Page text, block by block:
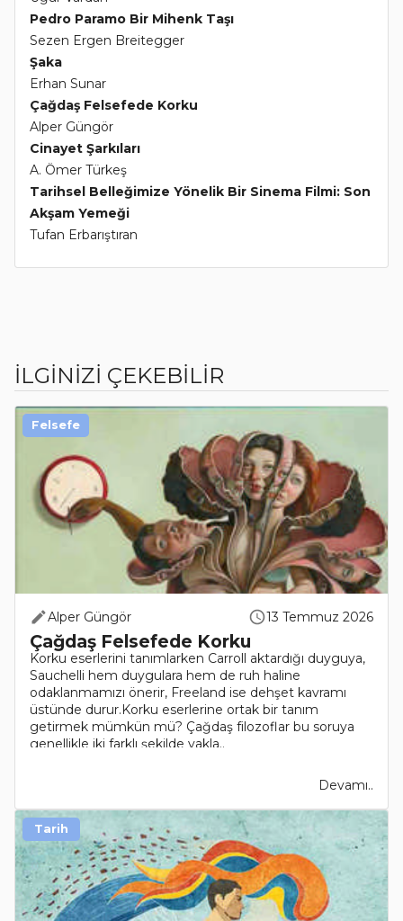
Pedro Paramo Bir Mihenk Taşı
Sezen Ergen Breitegger
Şaka
Erhan Sunar
Çağdaş Felsefede Korku
Alper Güngör
Cinayet Şarkıları
A. Ömer Türkeş
Tarihsel Belleğimize Yönelik Bir Sinema Filmi: Son
Akşam Yemeği
Tufan Erbarıştıran
İLGİNİZİ ÇEKEBİLİR
Alper Güngör 13 Temmuz 2026
Çağdaş Felsefede Korku
Korku eserlerini tanımlarken Carroll aktardığı duyguya,
Sauchelli hem duygulara hem de ruh haline
odaklanmamızı önerir, Freeland ise dehşet kavramı
üstünde durur.Korku eserlerine ortak bir tanım
getirmek mümkün mü? Çağdaş filozoflar bu soruya
genellikle iki farklı şekilde yakla..
Devamı..
Felsefe
Tarih